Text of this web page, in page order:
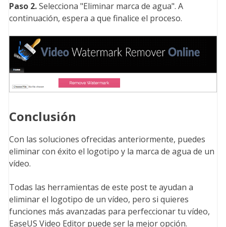
Paso 2.Selecciona "Eliminar marca de agua". A
continuación, espera a que finalice el proceso.
Conclusión
Con las soluciones ofrecidas anteriormente, puedes
eliminar con éxito el logotipo y la marca de agua de un
vídeo.
Todas las herramientas de este post te ayudan a
eliminar el logotipo de un vídeo, pero si quieres
funciones más avanzadas para perfeccionar tu vídeo,
EaseUS Video Editor puede ser la mejor opción.